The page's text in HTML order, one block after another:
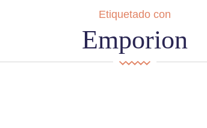
Etiquetado con
Emporion